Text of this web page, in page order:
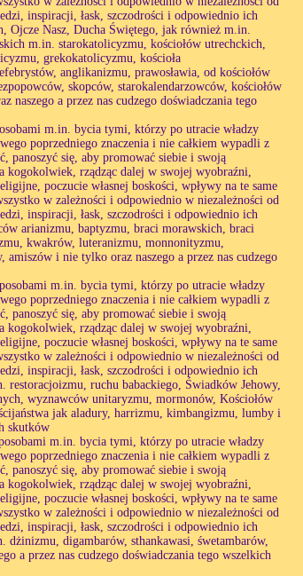
inspiracji, łask, szczodrości i odpowiednio ich
Ojcze Nasz, Ducha Świętego, jak również m.in.
m.in. starokatolicyzmu, kościołów utrechckich,
grekokatolicyzmu, kościoła
anglikanizmu, prawosławia, od kościołów
skopców, starokalendarzowców, kościołów
a przez nas cudzego doświadczania tego
m.in. bycia tymi, którzy po utracie władzy
poprzedniego znaczenia i nie całkiem wypadli z
panoszyć się, aby promować siebie i swoją
kogokolwiek, rządząc dalej w swojej wyobraźni,
poczucie własnej boskości, wpływy na te same
w zależności i odpowiednio w niezależności od
inspiracji, łask, szczodrości i odpowiednio ich
arianizmu, baptyzmu, braci morawskich, braci
kwakrów, luteranizmu, monnonityzmu,
i nie tylko oraz naszego a przez nas cudzego
m.in. bycia tymi, którzy po utracie władzy
poprzedniego znaczenia i nie całkiem wypadli z
panoszyć się, aby promować siebie i swoją
kogokolwiek, rządząc dalej w swojej wyobraźni,
poczucie własnej boskości, wpływy na te same
w zależności i odpowiednio w niezależności od
inspiracji, łask, szczodrości i odpowiednio ich
ruchu babackiego, Świadków Jehowy,
wyznawców unitaryzmu, mormonów, Kościołów
jak aladury, harrizmu, kimbangizmu, lumby i
skutków
m.in. bycia tymi, którzy po utracie władzy
poprzedniego znaczenia i nie całkiem wypadli z
panoszyć się, aby promować siebie i swoją
kogokolwiek, rządząc dalej w swojej wyobraźni,
poczucie własnej boskości, wpływy na te same
w zależności i odpowiednio w niezależności od
inspiracji, łask, szczodrości i odpowiednio ich
digambarów, sthankawasi, śwetambarów,
a przez nas cudzego doświadczania tego wszelkich